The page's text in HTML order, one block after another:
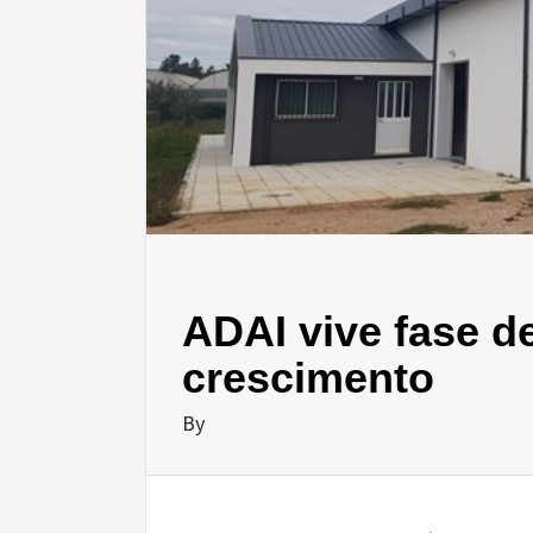
ADAI vive fase
crescimento
By